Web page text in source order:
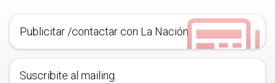
Publicitar /contactar con La Nación
Suscribite al mailing.